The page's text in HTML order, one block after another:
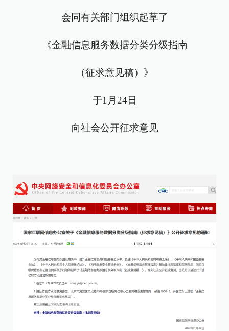
会同有关部门组织起草了
《金融信息服务数据分类分级指南
（征求意见稿）》
于1月24日
向社会公开征求意见